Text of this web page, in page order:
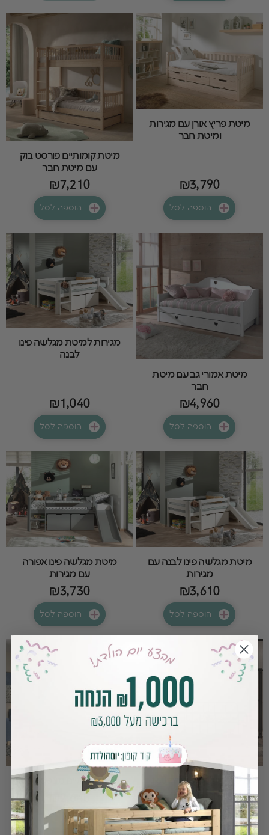
מיטת פריץ אורן עם מגירות
ומיטת חבר
₪3,790
הוספה לסל
מיטת קומותיים פורסט בוק
עם מיטת חבר
₪7,210
הוספה לסל
מיטת אמורי גב עם מיטת
חבר
₪4,960
הוספה לסל
מגירות למיטת מגלשה פינו
לבנה
₪1,040
הוספה לסל
מיטת מגלשה פינו לבנה עם
מגירות
₪3,610
הוספה לסל
מיטת מגלשה פינו אפורה
עם מגירות
₪3,730
הוספה לסל
מיטת ברונקס שחורה 160
₪2,100
הוספה לסל
מיטה קומותיים מונטסורי לבן
הוספה לסל